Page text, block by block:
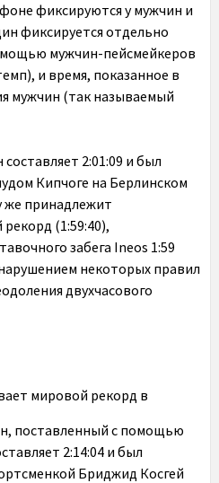
фиксируются у мужчин и
фиксируется отдельно
мужчин-пейсмейкеров
и время, показанное в
мужчин (так называемый
2:01:09 и был
Кипчоге на Берлинском
же принадлежит
(1:59:40),
забега Ineos 1:59
некоторых правил
двухчасового
мировой рекорд в
поставленный с помощью
2:14:04 и был
Бриджид Косгей